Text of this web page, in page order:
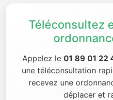
Téléconsultez
Appelez le 01 89 01 22
une téléconsultation
recevez une
déplacer et